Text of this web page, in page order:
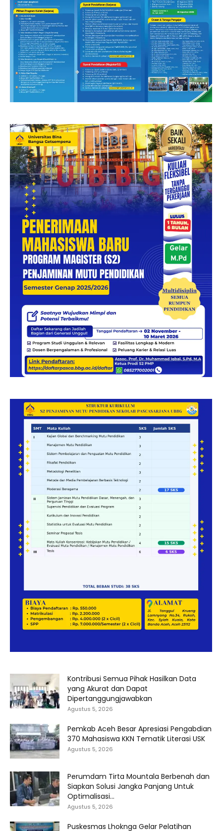
Kontribusi Semua Pihak Hasilkan Data
yang Akurat dan Dapat
Dipertanggungjawabkan
Agustus 5, 2026
Pemkab Aceh Besar Apresiasi Pengabdian
370 Mahasiswa KKN Tematik Literasi USK
Agustus 5, 2026
Perumdam Tirta Mountala Berbenah dan
Siapkan Solusi Jangka Panjang Untuk
Optimalisasi...
Agustus 5, 2026
Puskesmas Lhoknga Gelar Pelatihan